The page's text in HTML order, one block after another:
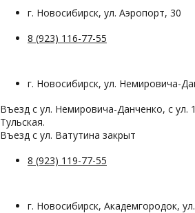
г. Новосибирск, ул. Аэропорт, 30
8 (923) 116-77-55
г. Новосибирск, ул. Немировича-
Въезд с ул. Немировича-Данченко, с ул.
Тульская.
Въезд с ул. Ватутина закрыт
8 (923) 119-77-55
г. Новосибирск, Академгородок,